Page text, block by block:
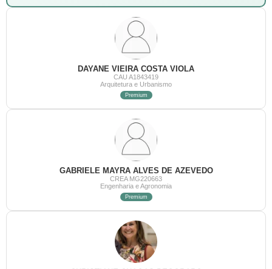
DAYANE VIEIRA COSTA VIOLA
CAU A1843419
Arquitetura e Urbanismo
Premium
GABRIELE MAYRA ALVES DE AZEVEDO
CREA MG220663
Engenharia e Agronomia
Premium